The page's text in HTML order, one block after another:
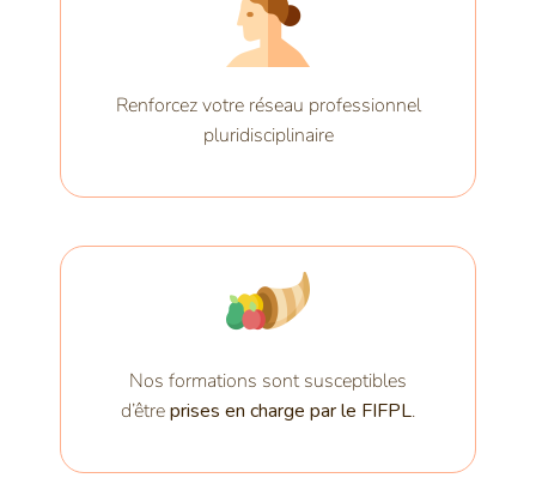
Renforcez votre réseau professionnel
pluridisciplinaire
Nos formations sont susceptibles
d’êtreprises en charge par le FIFPL.